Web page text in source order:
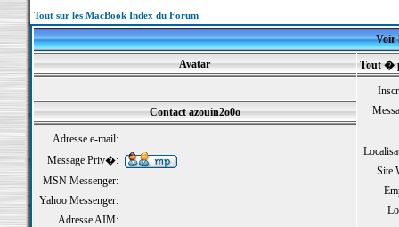
Tout sur les MacBook Index du Forum
Voir
Avatar
Tout �
Site
Contact azouin2o0o
Adresse e-mail:
Message Priv�:
MSN Messenger:
Yahoo Messenger:
Adresse AIM: